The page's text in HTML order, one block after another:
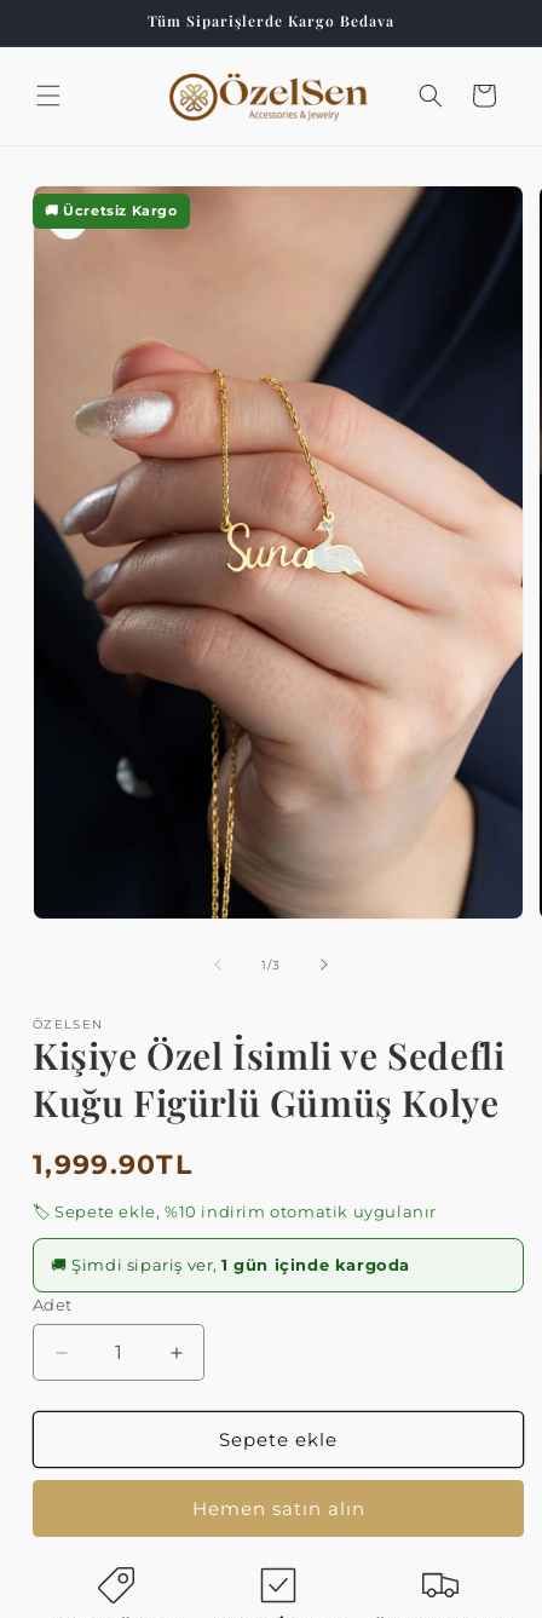
Tüm Siparişlerde Kargo Bedava
Sepet
🚚 Ücretsiz Kargo
Ürün
bilgisine
atla
1//3
ÖZELSEN
Kişiye Özel İsimli ve Sedefli
Kuğu Figürlü Gümüş Kolye
Normal
1,999.90TL
🏷️ Sepete ekle, %10 indirim otomatik uygulanır
🚚 Şimdi sipariş ver, 1 gün içinde kargoda
Adet
Özel
İsimli
Sedefli
Gümüş
Kolye
Kişiye
Özel
İsimli
Sedefli
Figürlü
Gümüş
Sepete ekle
Hemen satın alın